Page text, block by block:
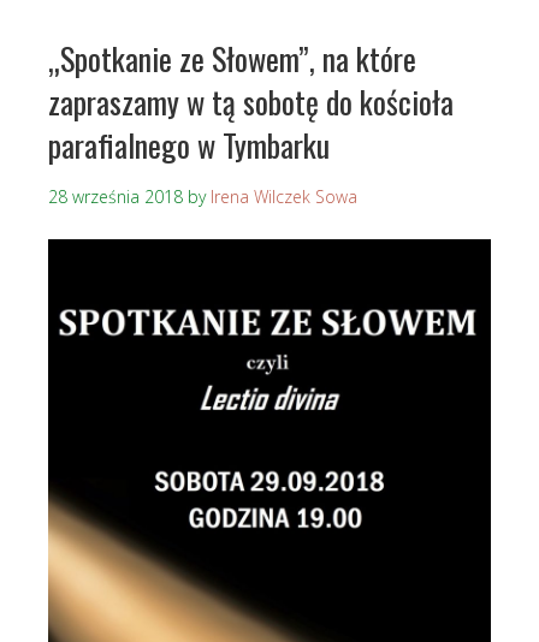
„Spotkanie ze Słowem”, na które
zapraszamy w tą sobotę do kościoła
parafialnego w Tymbarku
28 września 2018 by Irena Wilczek Sowa